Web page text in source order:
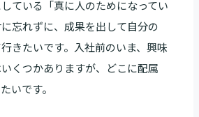
ている「真に人のためになってい
忘れずに、成果を出して自分の
きたいです。入社前のいま、興味
くつかありますが、どこに配属
いです。